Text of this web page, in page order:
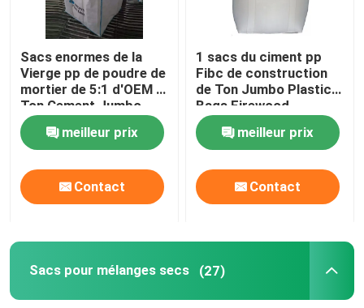
Sacs enormes de la
Vierge pp de poudre de
mortier de 5:1 d'OEM 1
Ton Cement Jumbo
Bags
meilleur prix
Contact
1 sacs du ciment pp
Fibc de construction
de Ton Jumbo Plastic
Bags Firewood
meilleur prix
Contact
Sacs pour mélanges secs (27)